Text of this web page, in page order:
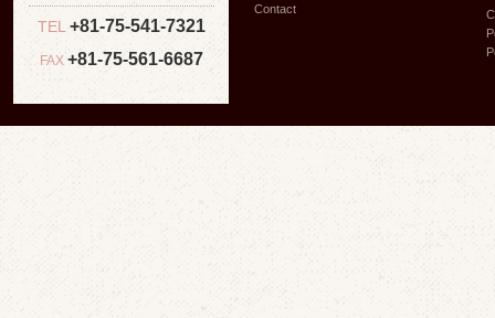
TEL +81-75-541-7321
FAX +81-75-561-6687
Contact